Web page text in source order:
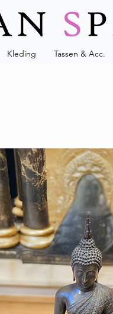
Kleding Tassen & Acc.